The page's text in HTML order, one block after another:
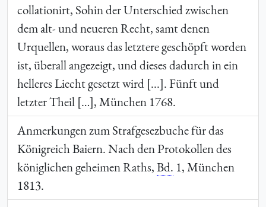
collationirt, Sohin der Unterschied zwischen
dem alt- und neueren Recht, samt denen
Urquellen, woraus das letztere geschöpft worden
ist, überall angezeigt, und dieses dadurch in ein
helleres Liecht gesetzt wird [...]. Fünft und
letzter Theil […], München 1768.
Anmerkungen zum Strafgesezbuche für das
Königreich Baiern. Nach den Protokollen des
königlichen geheimen Raths,Bd. 1, München
1813.